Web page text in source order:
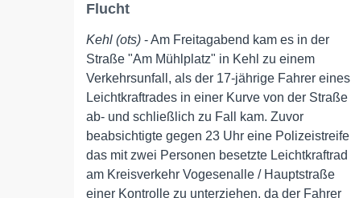
Flucht
Kehl (ots) - Am Freitagabend kam es in der
Straße "Am Mühlplatz" in Kehl zu einem
Verkehrsunfall, als der 17-jährige Fahrer eines
Leichtkraftrades in einer Kurve von der Straße
ab- und schließlich zu Fall kam. Zuvor
beabsichtigte gegen 23 Uhr eine Polizeistreife
das mit zwei Personen besetzte Leichtkraftrad
am Kreisverkehr Vogesenalle / Hauptstraße
einer Kontrolle zu unterziehen, da der Fahrer